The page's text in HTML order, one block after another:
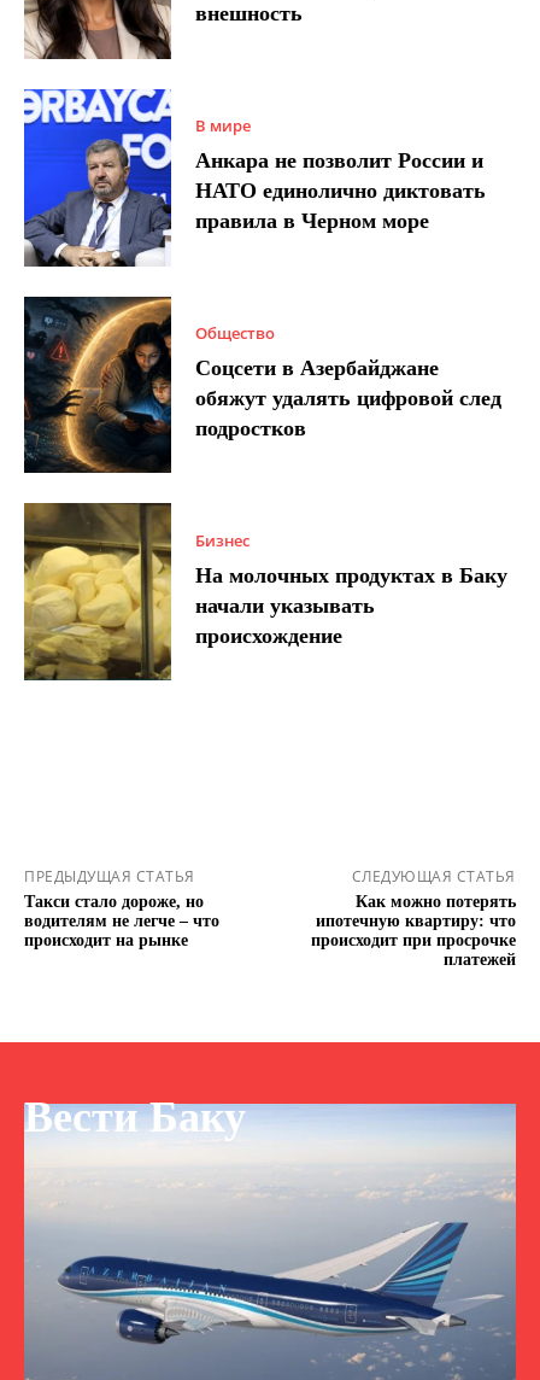
внешность
В мире
Анкара не позволит России и
НАТО единолично диктовать
правила в Черном море
Общество
Соцсети в Азербайджане
обяжут удалять цифровой след
подростков
Бизнес
На молочных продуктах в Баку
начали указывать
происхождение
ПРЕДЫДУЩАЯ СТАТЬЯ
Такси стало дороже, но
водителям не легче – что
происходит на рынке
СЛЕДУЮЩАЯ СТАТЬЯ
Как можно потерять
ипотечную квартиру: что
происходит при просрочке
платежей
Вести Баку